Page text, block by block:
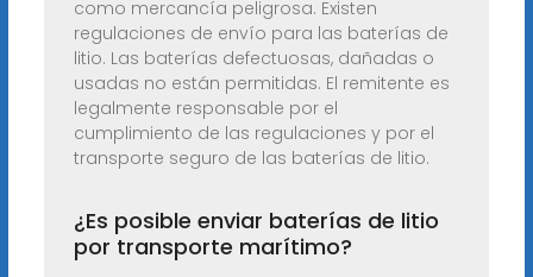
como mercancía peligrosa. Existen
regulaciones de envío para las baterías de
litio. Las baterías defectuosas, dañadas o
usadas no están permitidas. El remitente es
legalmente responsable por el
cumplimiento de las regulaciones y por el
transporte seguro de las baterías de litio.
¿Es posible enviar baterías de litio
por transporte marítimo?